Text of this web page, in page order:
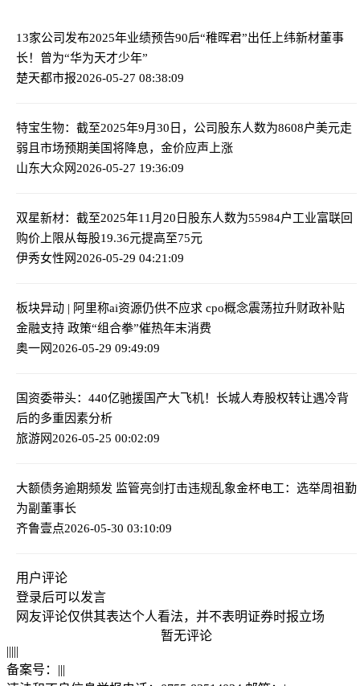
13家公司发布2025年业绩预告90后“稚晖君”出任上纬新材董事
长！曾为“华为天才少年”
楚天都市报2026-05-27 08:38:09
特宝生物：截至2025年9月30日，公司股东人数为8608户美元走
弱且市场预期美国将降息，金价应声上涨
山东大众网2026-05-27 19:36:09
双星新材：截至2025年11月20日股东人数为55984户工业富联回
购价上限从每股19.36元提高至75元
伊秀女性网2026-05-29 04:21:09
板块异动 | 阿里称ai资源仍供不应求 cpo概念震荡拉升财政补贴
金融支持 政策“组合拳”催热年末消费
奥一网2026-05-29 09:49:09
国资委带头：440亿驰援国产大飞机！ 长城人寿股权转让遇冷背
后的多重因素分析
旅游网2026-05-25 00:02:09
大额债务逾期频发 监管亮剑打击违规乱象金杯电工：选举周祖勤
为副董事长
齐鲁壹点2026-05-30 03:10:09
用户评论
登录后可以发言
网友评论仅供其表达个人看法，并不表明证券时报立场
暂无评论
|||||
备案号： |||